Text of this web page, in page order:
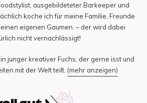
ausgebildeteter Barkeeper und
koche ich für meine Familie, Freunde
eigenen Gaumen. – der wird dabei
nicht vernachlässigt!
junger kreativer Fuchs, der gerne isst und
mit der Welt teilt. (mehr anzeigen)